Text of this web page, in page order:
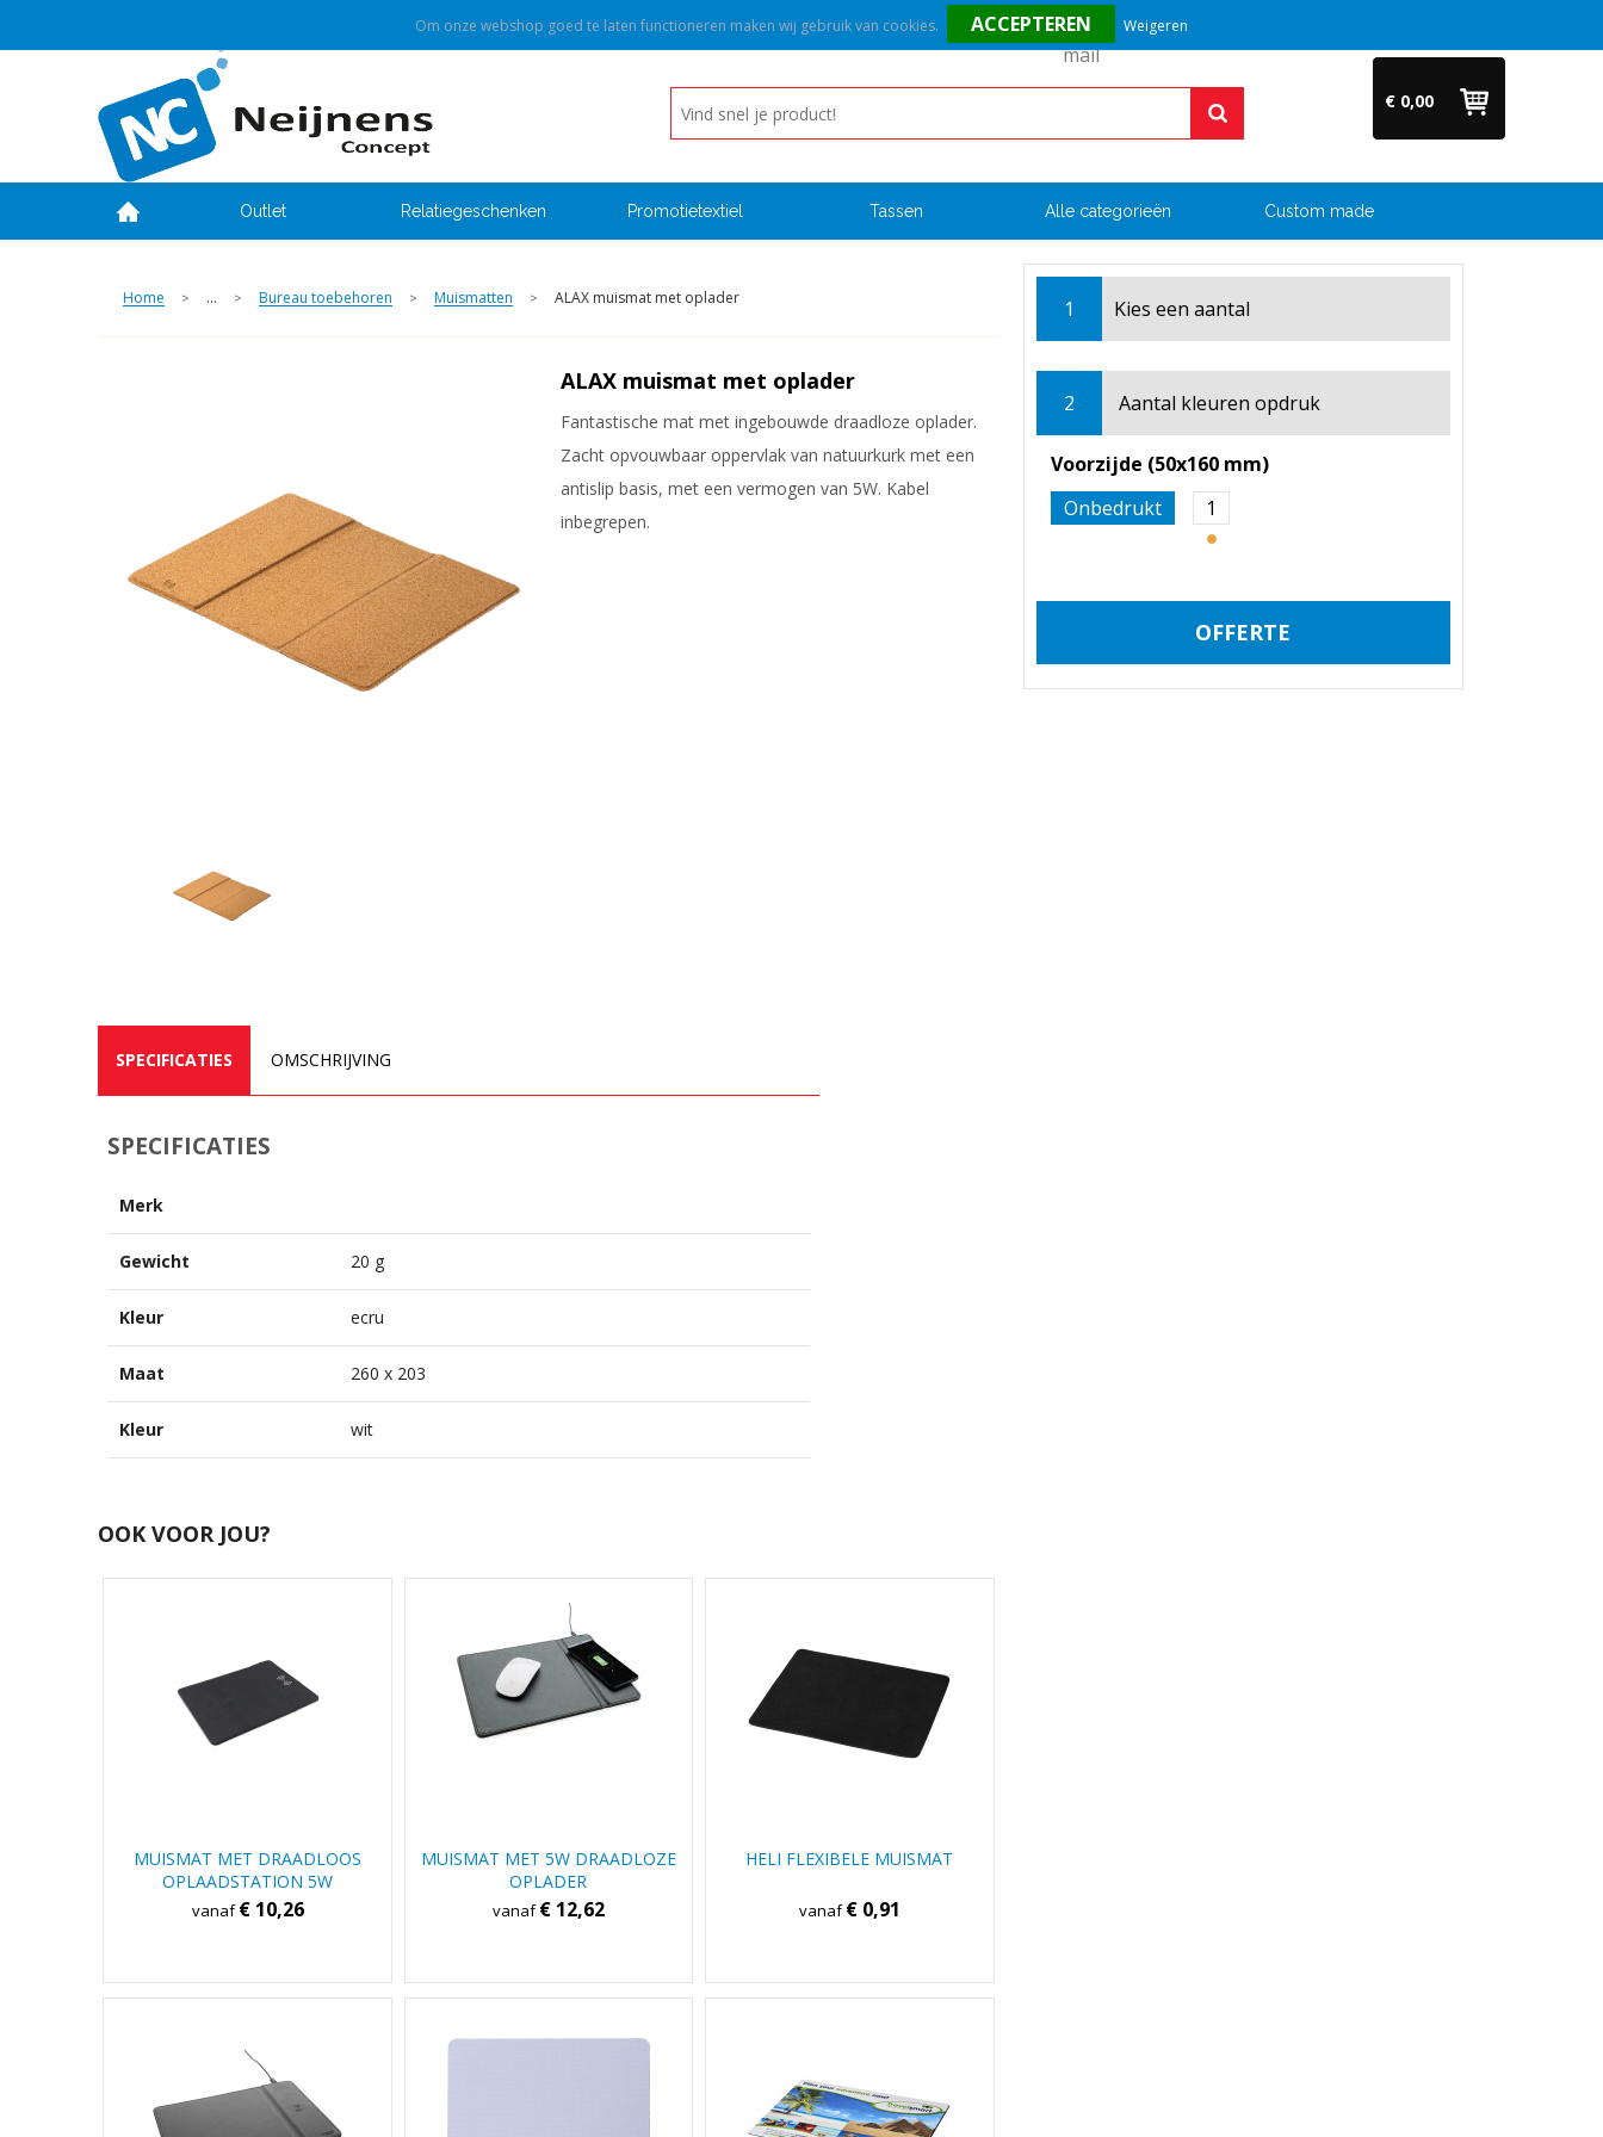
Vragen? Bel ons direct op +31 (0)6 54 33 52 04
€ 0,00
Outlet Relatiegeschenken Promotietextiel Tassen Alle categorieën Custom made
Home > ... > Bureau toebehoren > Muismatten > ALAX muismat met oplader 1 Kies een aantal
2 Aantal kleuren opdruk
Voorzijde (50x160 mm)
Onbedrukt
1
OFFERTE
ALAX muismat met oplader
Fantastische mat met ingebouwde draadloze oplader.
Zacht opvouwbaar oppervlak van natuurkurk met een
antislip basis, met een vermogen van 5W. Kabel
inbegrepen.
SPECIFICATIES OMSCHRIJVING
SPECIFICATIES
Merk
Gewicht 20 g
Kleur ecru
Maat 260 x 203
Kleur wit
OOK VOOR JOU?
MUISMAT MET DRAADLOOS
OPLAADSTATION 5W
vanaf€ 10,26
MUISMAT MET 5W DRAADLOZE
OPLADER
vanaf€ 12,62
HELI FLEXIBELE MUISMAT
vanaf€ 0,91
Om onze webshop goed te laten functioneren maken wij gebruik van cookies. Weigeren